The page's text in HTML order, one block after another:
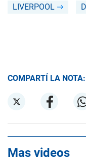
LIVERPOOL
COMPARTÍ LA NOTA:
Mas videos